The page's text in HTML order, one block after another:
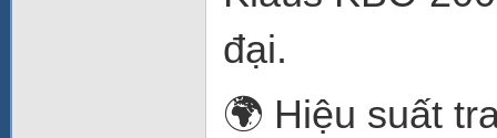
đại.
🌍 Hiệu suất